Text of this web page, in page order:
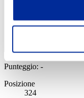
Punteggio: -
Posizione
324